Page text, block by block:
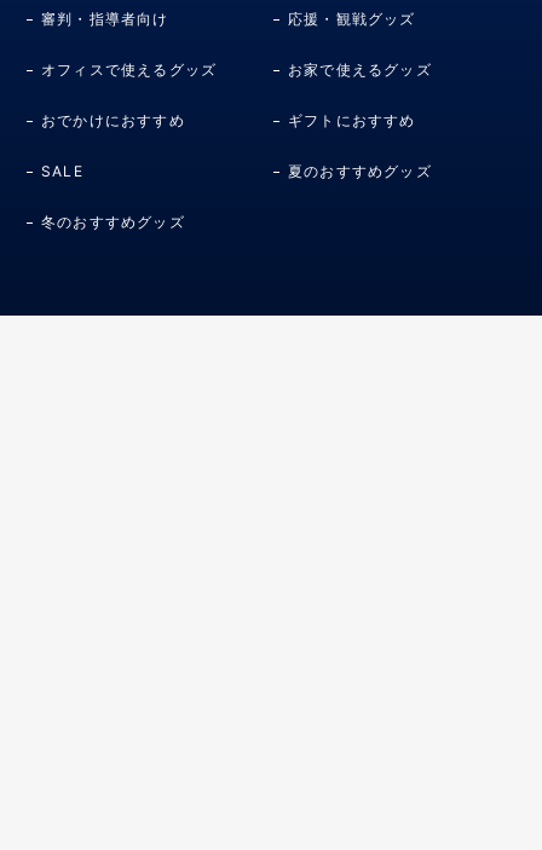
審判・指導者向け 応援・観戦グッズ
オフィスで使えるグッズ お家で使えるグッズ
おでかけにおすすめ ギフトにおすすめ
SALE 夏のおすすめグッズ
冬のおすすめグッズ